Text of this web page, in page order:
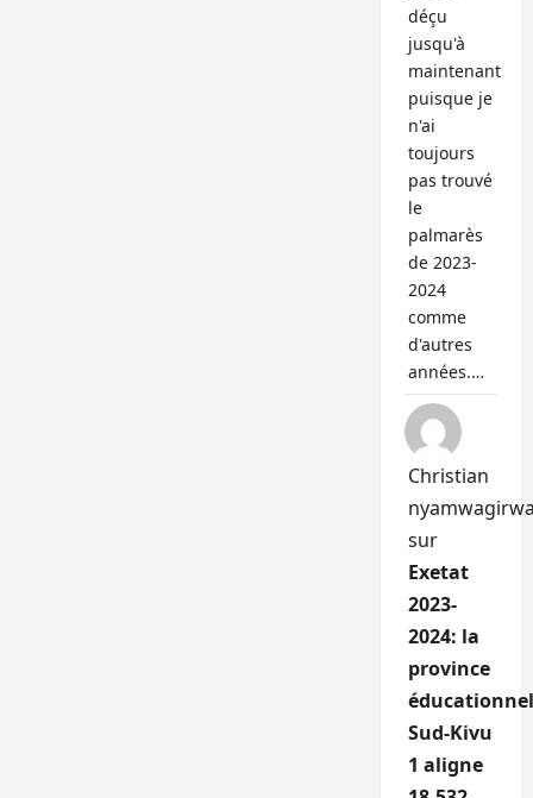
déçu
jusqu'à
maintenant
puisque je
n'ai
toujours
pas trouvé
le
palmarès
de 2023-
2024
comme
d'autres
années.…
Christian
sur
Exetat
2023-
2024: la
province
Sud-Kivu
1 aligne